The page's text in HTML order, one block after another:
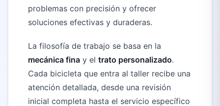
problemas con precisión y ofrecer
soluciones efectivas y duraderas.
La filosofía de trabajo se basa en la
mecánica fina y el trato personalizado.
Cada bicicleta que entra al taller recibe una
atención detallada, desde una revisión
inicial completa hasta el servicio específico